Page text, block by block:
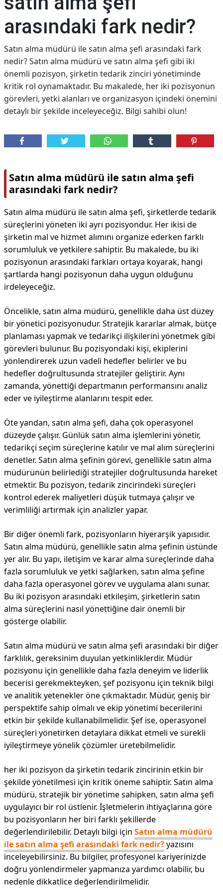
arasındaki fark nedir?
Satın alma müdürü ile satın alma şefi arasındaki fark
nedir? Satın alma müdürü ve satın alma şefi gibi iki
önemli pozisyon, şirketin tedarik zinciri yönetiminde
kritik rol oynamaktadır. Bu makalede, her iki pozisyonun
görevleri, yetki alanları ve organizasyon içindeki önemini
detaylı bir şekilde inceleyeceğiz. Bilgi sahibi olun!
Satın alma müdürü ile satın alma şefi
arasındaki fark nedir?
Satın alma müdürü ile satın alma şefi, şirketlerde tedarik
süreçlerini yöneten iki ayrı pozisyondur. Her ikisi de
şirketin mal ve hizmet alımını organize ederken farklı
sorumluluk ve yetkilere sahiptir. Bu makalede, bu iki
pozisyonun arasındaki farkları ortaya koyarak, hangi
şartlarda hangi pozisyonun daha uygun olduğunu
irdeleyeceğiz.
Öncelikle, satın alma müdürü, genellikle daha üst düzey
bir yönetici pozisyonudur. Stratejik kararlar almak, bütçe
planlaması yapmak ve tedarikçi ilişkilerini yönetmek gibi
görevleri bulunur. Bu pozisyondaki kişi, ekiplerini
yönlendirerek uzun vadeli hedefler belirler ve bu
hedefler doğrultusunda stratejiler geliştirir. Aynı
zamanda, yönettiği departmanın performansını analiz
eder ve iyileştirme alanlarını tespit eder.
Öte yandan, satın alma şefi, daha çok operasyonel
düzeyde çalışır. Günlük satın alma işlemlerini yönetir,
tedarikçi seçim süreçlerine katılır ve mal alım süreçlerini
denetler. Satın alma şefinin görevi, genellikle satın alma
müdürünün belirlediği stratejiler doğrultusunda hareket
etmektir. Bu pozisyon, tedarik zincirindeki süreçleri
kontrol ederek maliyetleri düşük tutmaya çalışır ve
verimliliği artırmak için analizler yapar.
Bir diğer önemli fark, pozisyonların hiyerarşik yapısıdır.
Satın alma müdürü, genellikle satın alma şefinin üstünde
yer alır. Bu yapı, iletişim ve karar alma süreçlerinde daha
fazla sorumluluk ve yetki sağlarken, satın alma şefine
daha fazla operasyonel görev ve uygulama alanı sunar.
Bu iki pozisyon arasındaki etkileşim, şirketlerin satın
alma süreçlerini nasıl yönettiğine dair önemli bir
gösterge olabilir.
Satın alma müdürü ve satın alma şefi arasındaki bir diğer
farklılık, gereksinim duyulan yetkinliklerdir. Müdür
pozisyonu için genellikle daha fazla deneyim ve liderlik
becerisi gerekmekteyken, şef pozisyonu için teknik bilgi
ve analitik yetenekler öne çıkmaktadır. Müdür, geniş bir
perspektife sahip olmalı ve ekip yönetimi becerilerini
etkin bir şekilde kullanabilmelidir. Şef ise, operasyonel
süreçleri yönetirken detaylara dikkat etmeli ve sürekli
iyileştirmeye yönelik çözümler üretebilmelidir.
her iki pozisyon da şirketin tedarik zincirinin etkin bir
şekilde yönetilmesi için kritik öneme sahiptir. Satın alma
müdürü, stratejik bir yönetime sahipken, satın alma şefi
uygulayıcı bir rol üstlenir. İşletmelerin ihtiyaçlarına göre
bu pozisyonların her biri farklı şekillerde
değerlendirilebilir. Detaylı bilgi için Satın alma müdürü
ile satın alma şefi arasındaki fark nedir?yazısını
inceleyebilirsiniz. Bu bilgiler, profesyonel kariyerinizde
doğru yönlendirmeler yapmanıza yardımcı olabilir, bu
nedenle dikkatlice değerlendirilmelidir.